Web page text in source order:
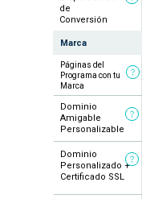
de
Conversión
Páginas del
Programa con tu
Marca
Dominio
Amigable
Personalizable
Dominio
Personalizado +
Certificado SSL
Marca